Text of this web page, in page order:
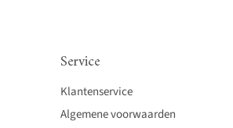
Service
Klantenservice
Algemene voorwaarden